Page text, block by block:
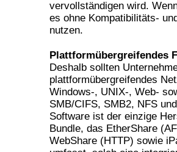
vervollständigen wird.
es ohne Kompatibilitäts-
nutzen.
Plattformübergreifendes
Deshalb sollten
plattformübergreifendes
Windows-, UNIX-, Web-
SMB/CIFS, SMB2, NFS
Software ist der einzige
Bundle, das EtherShare
WebShare (HTTP) sowie